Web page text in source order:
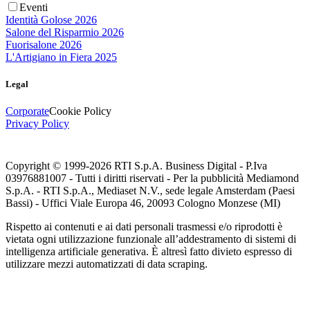
Eventi
Identità Golose 2026
Salone del Risparmio 2026
Fuorisalone 2026
L'Artigiano in Fiera 2025
Legal
CorporateCookie Policy
Privacy Policy
Copyright © 1999-2026 RTI S.p.A. Business Digital - P.Iva
03976881007 - Tutti i diritti riservati - Per la pubblicità Mediamond
S.p.A. - RTI S.p.A., Mediaset N.V., sede legale Amsterdam (Paesi
Bassi) - Uffici Viale Europa 46, 20093 Cologno Monzese (MI)
Rispetto ai contenuti e ai dati personali trasmessi e/o riprodotti è
vietata ogni utilizzazione funzionale all’addestramento di sistemi di
intelligenza artificiale generativa. È altresì fatto divieto espresso di
utilizzare mezzi automatizzati di data scraping.